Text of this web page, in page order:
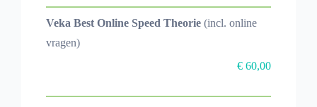
Veka Best Online Speed Theorie (incl. online
vragen)
€ 60,00